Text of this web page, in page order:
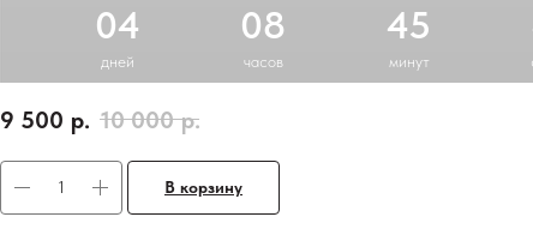
04
дней
08
часов
45
минут
9 500 р. 10 000 р.
В корзину